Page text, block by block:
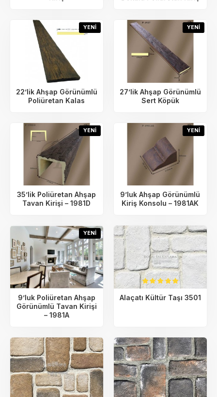
YENI
22’lik Ahşap Görünümlü
Poliüretan Kalas
YENI
27’lik Ahşap Görünümlü
Sert Köpük
YENI
35’lik Poliüretan Ahşap
Tavan Kirişi – 1981D
YENI
9’luk Ahşap Görünümlü
Kiriş Konsolu – 1981AK
YENI
9’luk Poliüretan Ahşap
Görünümlü Tavan Kirişi
– 1981A
Alaçatı Kültür Taşı 3501